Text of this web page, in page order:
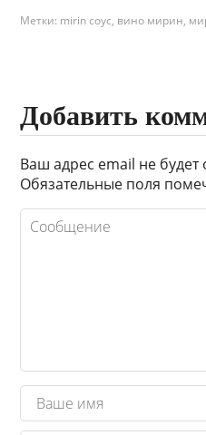
Метки: mirin соус, вино мирин,
Добавить
Ваш адрес email не будет
Обязательные поля